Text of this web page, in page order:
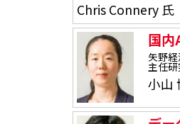
Chris Connery 氏
国内
矢野
主任研
小山